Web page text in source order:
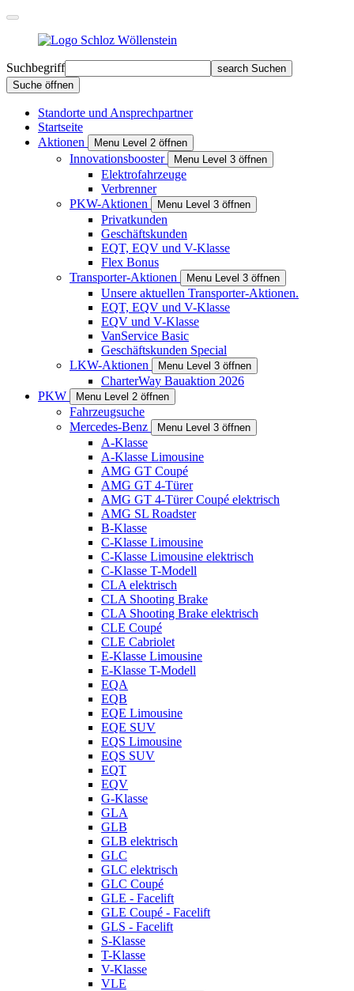
Suchbegriff search Suchen
Suche öffnen
Standorte und Ansprechpartner
Startseite
Aktionen
Menu Level 2 öffnen
Innovationsbooster Menu Level 3 öffnen
Elektrofahrzeuge
Verbrenner
PKW-Aktionen
Menu Level 3 öffnen
Privat­kunden
Geschäfts­kunden
EQT, EQV und V-Klasse
Flex Bonus
Transporter-Aktionen
Menu Level 3 öffnen
Unsere aktuellen Transporter-Aktionen.
EQT, EQV und V-Klasse
EQV und V-Klasse
VanService Basic
Geschäftskunden Special
LKW-Aktionen
Menu Level 3 öffnen
CharterWay Bauaktion 2026
PKW
Menu Level 2 öffnen
Fahrzeugsuche
Mercedes-Benz
Menu Level 3 öffnen
A-Klasse
A-Klasse Limousine
AMG GT Coupé
AMG GT 4-Türer
AMG GT 4-Türer Coupé elektrisch
AMG SL Roadster
B-Klasse
C-Klasse Limousine
C-Klasse Limousine elektrisch
C-Klasse T-Modell
CLA elektrisch
CLA Shooting Brake
CLA Shooting Brake elektrisch
CLE Coupé
CLE Cabriolet
E-Klasse Limousine
E-Klasse T-Modell
EQA
EQB
EQE Limousine
EQE SUV
EQS Limousine
EQS SUV
EQT
EQV
G-Klasse
GLA
GLB
GLB elektrisch
GLC
GLC elektrisch
GLC Coupé
GLE - Facelift
GLE Coupé - Facelift
GLS - Facelift
S-Klasse
T-Klasse
V-Klasse
VLE